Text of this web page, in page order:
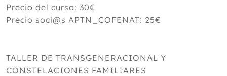
Precio del curso: 30€
Precio soci@s APTN_COFENAT: 25€
TALLER DE TRANSGENERACIONAL Y
CONSTELACIONES FAMILIARES